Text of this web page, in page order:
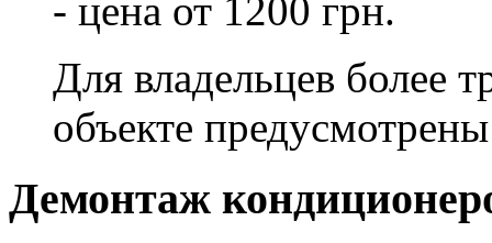
- цена от 1200 грн.
Для владельцев более
объекте
Демонтаж